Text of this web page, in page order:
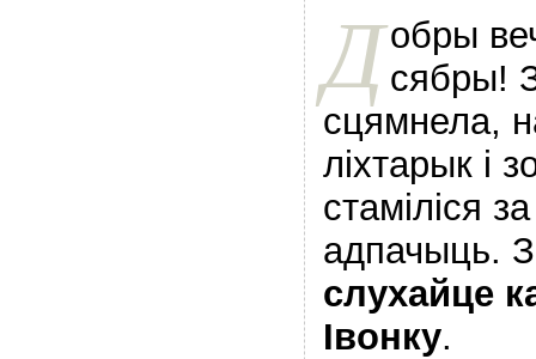
Добры
сябры!
сцямнела,
ліхтарык і
стаміліся
адпачыць.
слухайце
Івонку.